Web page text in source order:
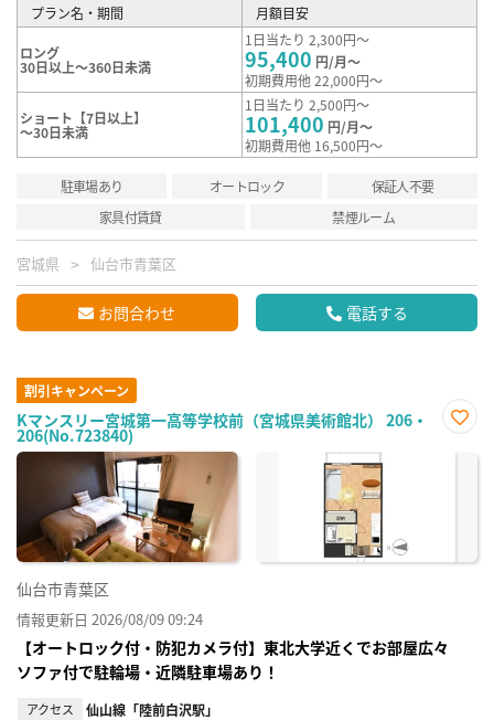
プラン名・期間 月額目安
ロング
30日以上～360日未満
1日当たり 2,300円～
95,400 円/月～
初期費用他 22,000円～
ショート【7日以上】
～30日未満
1日当たり 2,500円～
101,400 円/月～
初期費用他 16,500円～
駐車場あり オートロック
保証人不要
家具付賃貸
禁煙ルーム
宮城県 仙台市青葉区
お問合わせ 電話する
割引キャンペーン
Kマンスリー宮城第一高等学校前（宮城県美術館北） 206・
206(No.723840)
に入
仙台市青葉区
情報更新日 2026/08/09 09:24
【オートロック付・防犯カメラ付】東北大学近くでお部屋広々
ソファ付で駐輪場・近隣駐車場あり！
アクセス 仙山線「陸前白沢駅」